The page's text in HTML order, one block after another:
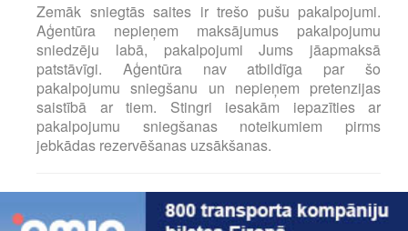
Zemāk sniegtās saites ir trešo pušu pakalpojumi.
Aģentūra nepieņem maksājumus pakalpojumu
sniedzēju labā, pakalpojumi Jums jāapmaksā
patstāvīgi. Aģentūra nav atbildīga par šo
pakalpojumu sniegšanu un nepieņem pretenzijas
saistībā ar tiem. Stingri iesakām iepazīties ar
pakalpojumu sniegšanas noteikumiem pirms
jebkādas rezervēšanas uzsākšanas.